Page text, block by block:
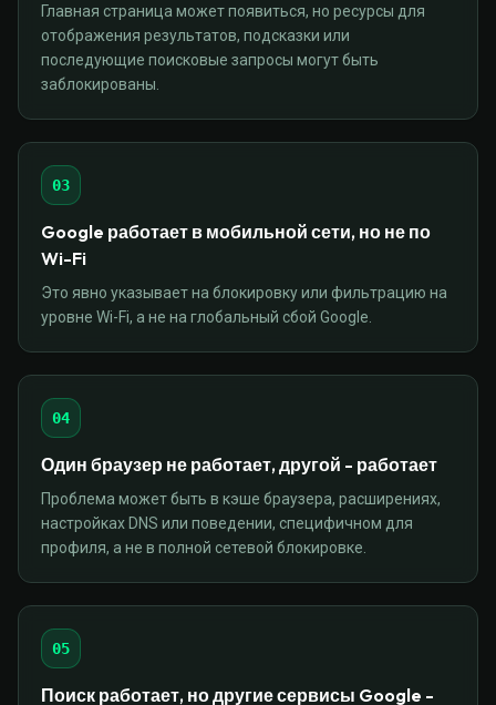
Главная страница может появиться, но ресурсы для
отображения результатов, подсказки или
последующие поисковые запросы могут быть
заблокированы.
03
Google работает в мобильной сети, но не по
Wi-Fi
Это явно указывает на блокировку или фильтрацию на
уровне Wi-Fi, а не на глобальный сбой Google.
04
Один браузер не работает, другой - работает
Проблема может быть в кэше браузера, расширениях,
настройках DNS или поведении, специфичном для
профиля, а не в полной сетевой блокировке.
05
Поиск работает, но другие сервисы Google -